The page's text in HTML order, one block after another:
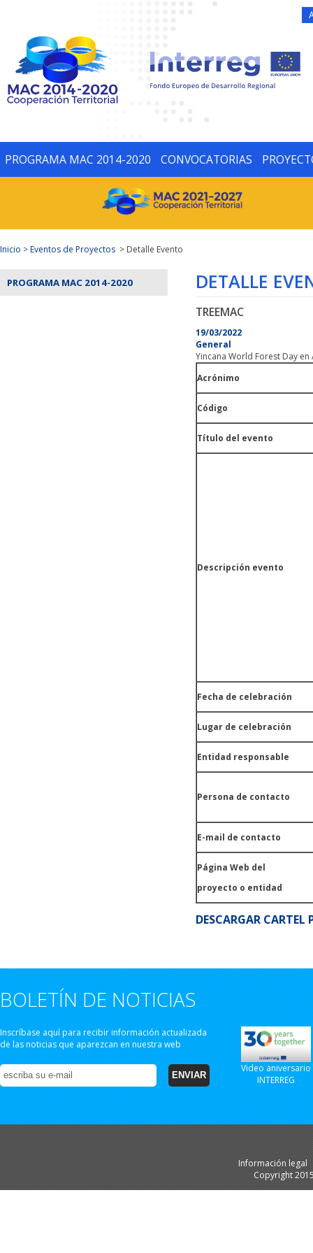
PROGRAMA MAC 2014-2020 CONVOCATORIAS
Inicio >Eventos de Proyectos > Detalle Evento
PROGRAMA MAC 2014-2020 DETALLE
TREEMAC
19/03/2022
General
Yincana World Forest Day en
Acrónimo
Código
Título del evento
Descripción evento
Fecha de celebración
Lugar de celebración
Entidad responsable
Persona de contacto
E-mail de contacto
Página Web del
proyecto o entidad
DESCARGAR
BOLETÍN DE NOTICIAS
Inscríbase aquí para recibir información actualizada
de las noticias que aparezcan en nuestra web
Video aniversario
INTERREG
Información legal
Copyright